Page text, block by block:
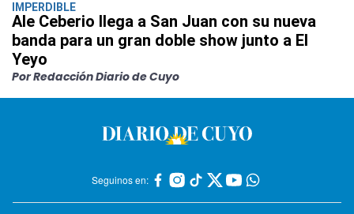
IMPERDIBLE
Ale Ceberio llega a San Juan con su nueva
banda para un gran doble show junto a El
Yeyo
Por Redacción Diario de Cuyo
Seguinos en: